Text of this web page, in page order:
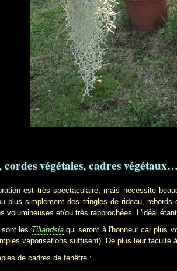
végétales, cadres végétaux…
très spectaculaire, mais nécessite
plus simplement des tringles de rideau,
volumineuses et/ou très rapprochées. L'idéal
les Tillandsiaqui seront à l'honneur car plus
vaporisations suffisent). De plus leur faculté
de cadres de fenêtre :